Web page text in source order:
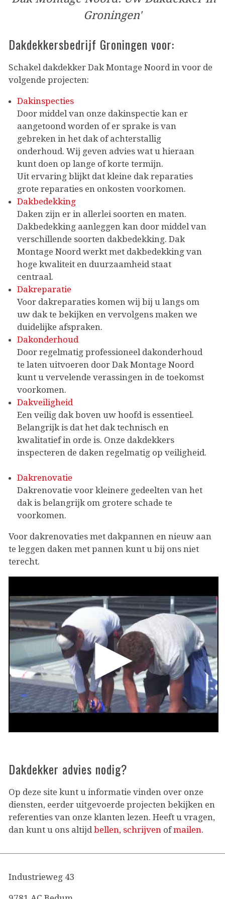
Groningen'
Dakdekkersbedrijf Groningen voor:
Schakel dakdekker Dak Montage Noord in voor de
volgende projecten:
Dakinspecties
Door middel van onze dakinspectie kan er
aangetoond worden of er sprake is van
gebreken in het dak of achterstallig
onderhoud. Wij geven advies wat u hieraan
kunt doen op lange of korte termijn.
Uit ervaring blijkt dat kleine dak reparaties
grote reparaties en onkosten voorkomen.
Dakbedekking
Daken zijn er in allerlei soorten en maten.
Dakbedekking aanleggen kan door middel van
verschillende soorten dakbedekking. Dak
Montage Noord werkt met dakbedekking van
hoge kwaliteit en duurzaamheid staat
centraal.
Dakreparatie
Voor dakreparaties komen wij bij u langs om
uw dak te bekijken en vervolgens maken we
duidelijke afspraken.
Dakonderhoud
Door regelmatig professioneel dakonderhoud
te laten uitvoeren door Dak Montage Noord
kunt u vervelende verassingen in de toekomst
voorkomen.
Dakveiligheid
Een veilig dak boven uw hoofd is essentieel.
Belangrijk is dat het dak technisch en
kwalitatief in orde is. Onze dakdekkers
inspecteren de daken regelmatig op veiligheid.
Dakrenovatie
Dakrenovatie voor kleinere gedeelten van het
dak is belangrijk om grotere schade te
voorkomen.
Voor dakrenovaties met dakpannen en nieuw aan
te leggen daken met pannen kunt u bij ons niet
terecht.
Dakdekker advies nodig?
Op deze site kunt u informatie vinden over onze
diensten, eerder uitgevoerde projecten bekijken en
referenties van onze klanten lezen. Heeft u vragen,
dan kunt u ons altijd bellen, schrijven ofmailen.
Industrieweg 43